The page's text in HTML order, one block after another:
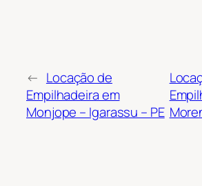
← Locação de
Empilhadeira em
Monjope – Igarassu – PE